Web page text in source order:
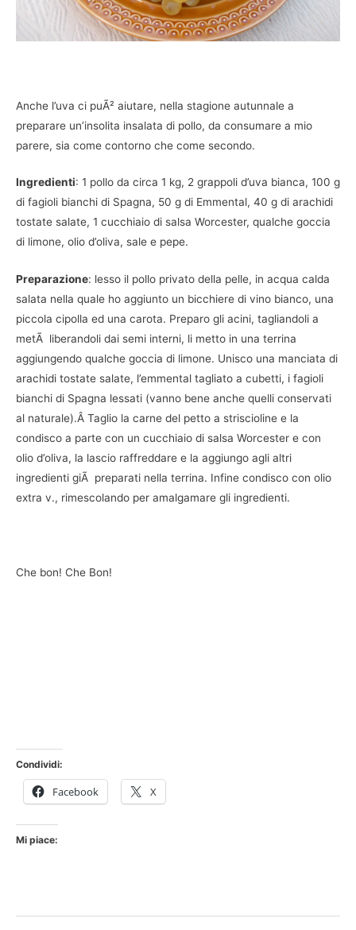
Anche l’uva ci puÃ² aiutare, nella stagione autunnale a
preparare un’insolita insalata di pollo, da consumare a mio
parere, sia come contorno che come secondo.
Ingredienti: 1 pollo da circa 1 kg, 2 grappoli d’uva bianca, 100 g
di fagioli bianchi di Spagna, 50 g di Emmental, 40 g di arachidi
tostate salate, 1 cucchiaio di salsa Worcester, qualche goccia
di limone, olio d’oliva, sale e pepe.
Preparazione: lesso il pollo privato della pelle, in acqua calda
salata nella quale ho aggiunto un bicchiere di vino bianco, una
piccola cipolla ed una carota. Preparo gli acini, tagliandoli a
metÃ liberandoli dai semi interni, li metto in una terrina
aggiungendo qualche goccia di limone. Unisco una manciata di
arachidi tostate salate, l’emmental tagliato a cubetti, i fagioli
bianchi di Spagna lessati (vanno bene anche quelli conservati
al naturale).Â Taglio la carne del petto a striscioline e la
condisco a parte con un cucchiaio di salsa Worcester e con
olio d’oliva, la lascio raffreddare e la aggiungo agli altri
ingredienti giÃ preparati nella terrina. Infine condisco con olio
extra v., rimescolando per amalgamare gli ingredienti.
Che bon! Che Bon!
Condividi:
Facebook X
Mi piace: